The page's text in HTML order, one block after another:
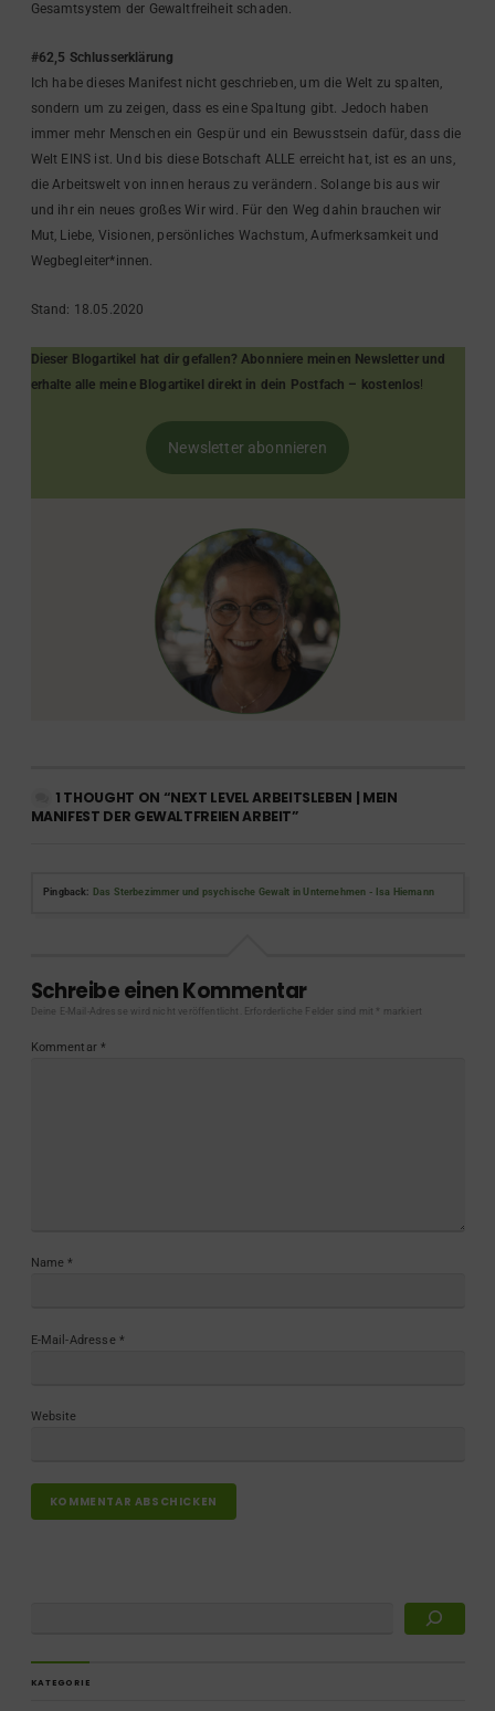
Gesamtsystem der Gewaltfreiheit schaden.
#62,5 Schlusserklärung
Ich habe dieses Manifest nicht geschrieben, um die Welt zu spalten,
sondern um zu zeigen, dass es eine Spaltung gibt. Jedoch haben
immer mehr Menschen ein Gespür und ein Bewusstsein dafür, dass die
Welt EINS ist. Und bis diese Botschaft ALLE erreicht hat, ist es an uns,
die Arbeitswelt von innen heraus zu verändern. Solange bis aus wir
und ihr ein neues großes Wir wird. Für den Weg dahin brauchen wir
Mut, Liebe, Visionen, persönliches Wachstum, Aufmerksamkeit und
Wegbegleiter*innen.
Stand: 18.05.2020
Dieser Blogartikel hat dir gefallen? Abonniere meinen Newsletter und
erhalte alle meine Blogartikel direkt in dein Postfach – kostenlos!
Newsletter abonnieren
1 THOUGHT ON “NEXT LEVEL ARBEITSLEBEN | MEIN
MANIFEST DER GEWALTFREIEN ARBEIT”
Pingback: Das Sterbezimmer und psychische Gewalt in Unternehmen - Isa Hiemann
Schreibe einen Kommentar
Deine E-Mail-Adresse wird nicht veröffentlicht. Erforderliche Felder sind mit markiert
Kommentar *
Name *
E-Mail-Adresse *
Website
KATEGORIE